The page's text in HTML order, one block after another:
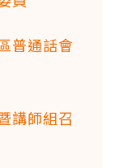
普通話會
講師組召